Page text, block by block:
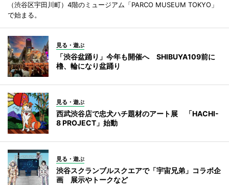
（渋谷区宇田川町）4階のミュージアム「PARCO MUSEUM TOKYO」
で始まる。
見る・遊ぶ
「渋谷盆踊り」今年も開催へ SHIBUYA109前に
櫓、輪になり盆踊り
見る・遊ぶ
西武渋谷店で忠犬ハチ題材のアート展 「HACHI-
8 PROJECT」始動
見る・遊ぶ
渋谷スクランブルスクエアで「宇宙兄弟」コラボ企
画 展示やトークなど